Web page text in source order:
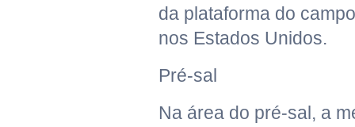
da plataforma do
nos Estados Unidos.
Pré-sal
Na área do pré-sal, a